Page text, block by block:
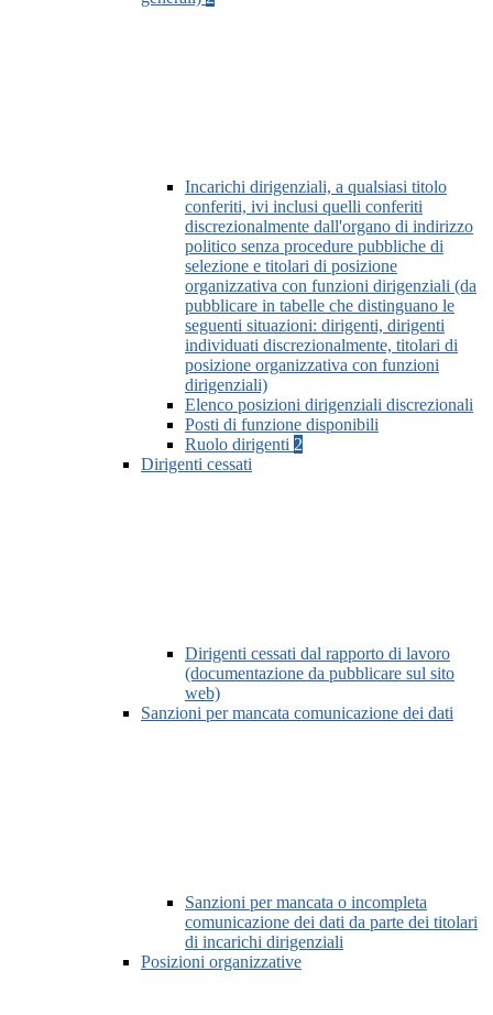
Incarichi dirigenziali, a qualsiasi titolo
conferiti, ivi inclusi quelli conferiti
discrezionalmente dall'organo di indirizzo
politico senza procedure pubbliche di
selezione e titolari di posizione
organizzativa con funzioni dirigenziali (da
pubblicare in tabelle che distinguano le
seguenti situazioni: dirigenti, dirigenti
individuati discrezionalmente, titolari di
posizione organizzativa con funzioni
dirigenziali)
Elenco posizioni dirigenziali discrezionali
Posti di funzione disponibili
Ruolo dirigenti 2
Dirigenti cessati
Dirigenti cessati dal rapporto di lavoro
(documentazione da pubblicare sul sito
web)
Sanzioni per mancata comunicazione dei dati
Sanzioni per mancata o incompleta
comunicazione dei dati da parte dei titolari
di incarichi dirigenziali
Posizioni organizzative